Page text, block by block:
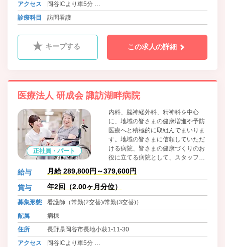
アクセス
岡谷ICより車5分
中央本線 下諏訪駅より車10分
診療科目 訪問看護
キープする この求人の詳細
医療法人 研成会 諏訪湖畔病院
正社員・パート
内科、脳神経外科、精神科を中心
に、地域の皆さまの健康増進や予防
医療へと積極的に取組んでまいりま
す。地域の皆さまに信頼していただ
ける病院、皆さまの健康づくりのお
役に立てる病院として、スタッフ一
同精進しております。
給与 月給 289,800円～379,600円
賞与 年2回（2.00ヶ月分位）
募集形態
看護師（常勤(2交替)/常勤(3交替)）
配属
病棟
住所
長野県岡谷市長地小萩1-11-30
アクセス
岡谷ICより車5分